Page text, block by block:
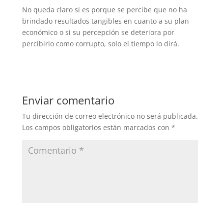
No queda claro si es porque se percibe que no ha
brindado resultados tangibles en cuanto a su plan
económico o si su percepción se deteriora por
percibirlo como corrupto, solo el tiempo lo dirá.
Enviar comentario
Tu dirección de correo electrónico no será publicada.
Los campos obligatorios están marcados con *